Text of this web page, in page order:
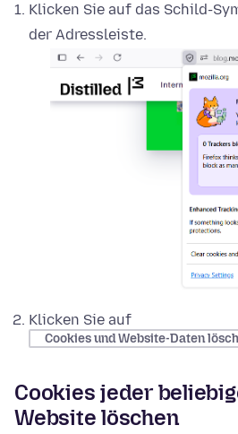
Klicken Sie auf das Schild-
der Adressleiste.
Klicken Sie auf
Cookies und Website-Daten
Cookies jeder
Website löschen